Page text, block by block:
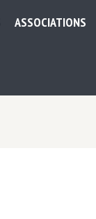
ASSOCIATIONS